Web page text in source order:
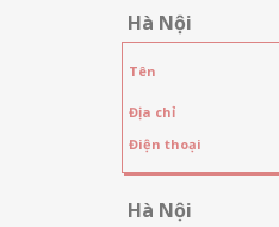
Hà Nội
Tên
Địa chỉ
Điện thoại
Hà Nội